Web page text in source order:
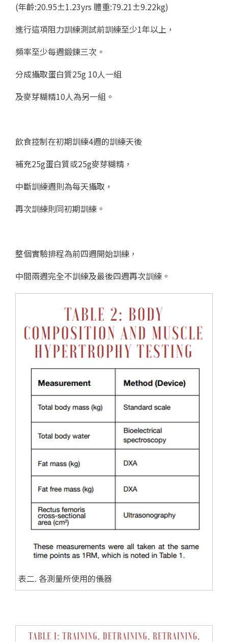
(年齡:20.95±1.23yrs 體重:79.21±9.22kg)
進行這項阻力訓練測試前訓練至少1年以上，
頻率至少每週鍛鍊三次。
分成攝取蛋白質25g 10人一組
及麥芽糊精10人為另一組。
飲食控制在初期訓練4週的訓練天後
補充25g蛋白質或25g麥芽糊精，
中斷訓練週則為每天攝取，
再次訓練則同初期訓練。
整個實驗排程為前四週開始訓練，
中間兩週完全不訓練及最後四週再次訓練。
表二. 各測量所使用的儀器